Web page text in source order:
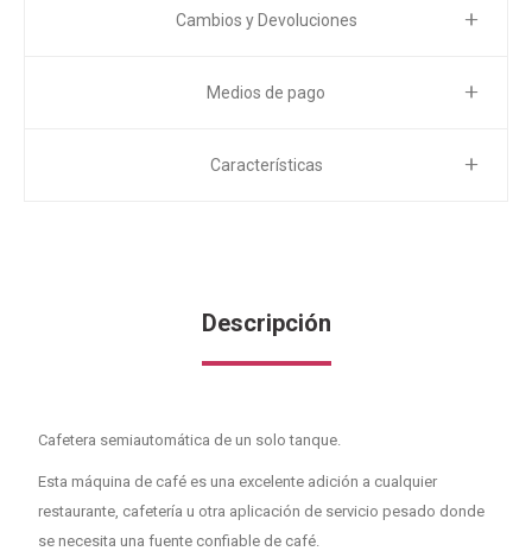
Cambios y Devoluciones
Medios de pago
Características
Descripción
Cafetera semiautomática de un solo tanque.
Esta máquina de café es una excelente adición a cualquier
restaurante, cafetería u otra aplicación de servicio pesado donde
se necesita una fuente confiable de café.